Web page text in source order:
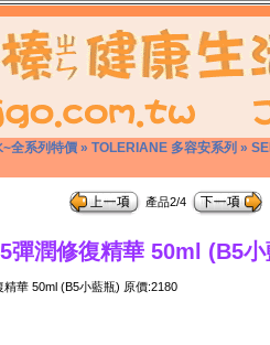
全系列特價 » TOLERIANE 多容安系列 »
產品2/4
彈潤修復精華 50ml (B5小
華 50ml (B5小藍瓶) 原價:2180